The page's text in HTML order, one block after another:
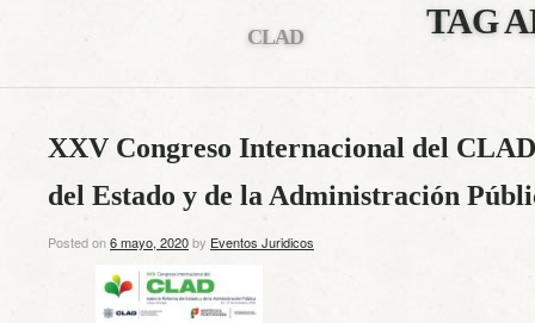
TAG
CLAD
XXV Congreso Internacional del
del Estado y de la Administración
Posted on6 mayo, 2020by Eventos Juridicos